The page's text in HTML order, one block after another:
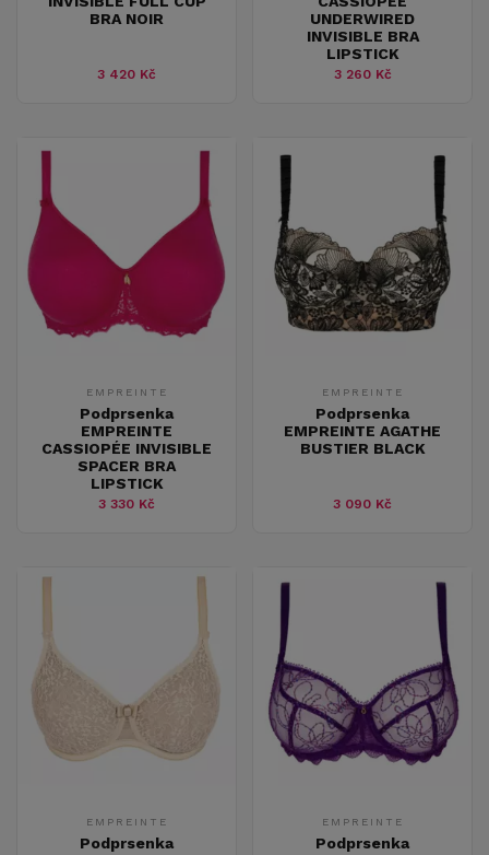
BRA NOIR
3 420 Kč
UNDERWIRED
INVISIBLE BRA
LIPSTICK
3 260 Kč
EMPREINTE
Podprsenka
EMPREINTE
CASSIOPÉE INVISIBLE
SPACER BRA
LIPSTICK
3 330 Kč
EMPREINTE
Podprsenka
EMPREINTE AGATHE
BUSTIER BLACK
3 090 Kč
EMPREINTE
Podprsenka
EMPREINTE
Podprsenka